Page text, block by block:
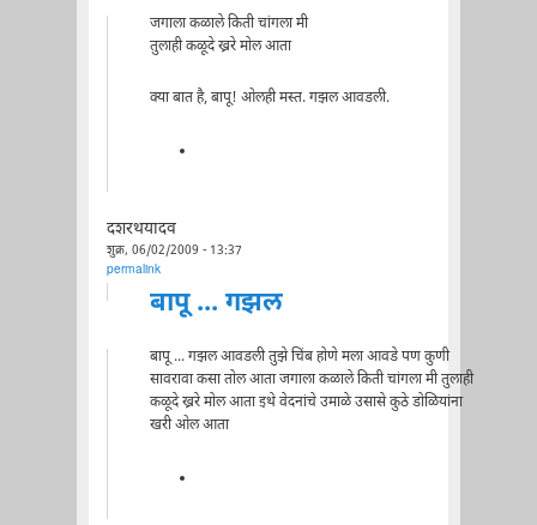
जगाला कळाले किती चांगला मी
तुलाही कळूदे ख्ररे मोल आता
क्या बात है, बापू! ओलही मस्त. गझल आवडली.
दशरथयादव
शुक्र, 06/02/2009 - 13:37
permalink
बापू ... गझल
बापू ... गझल आवडली तुझे चिंब होणे मला आवडे पण कुणी
सावरावा कसा तोल आता जगाला कळाले किती चांगला मी तुलाही
कळूदे ख्ररे मोल आता इथे वेदनांचे उमाळे उसासे कुठे डोळियांना
खरी ओल आता